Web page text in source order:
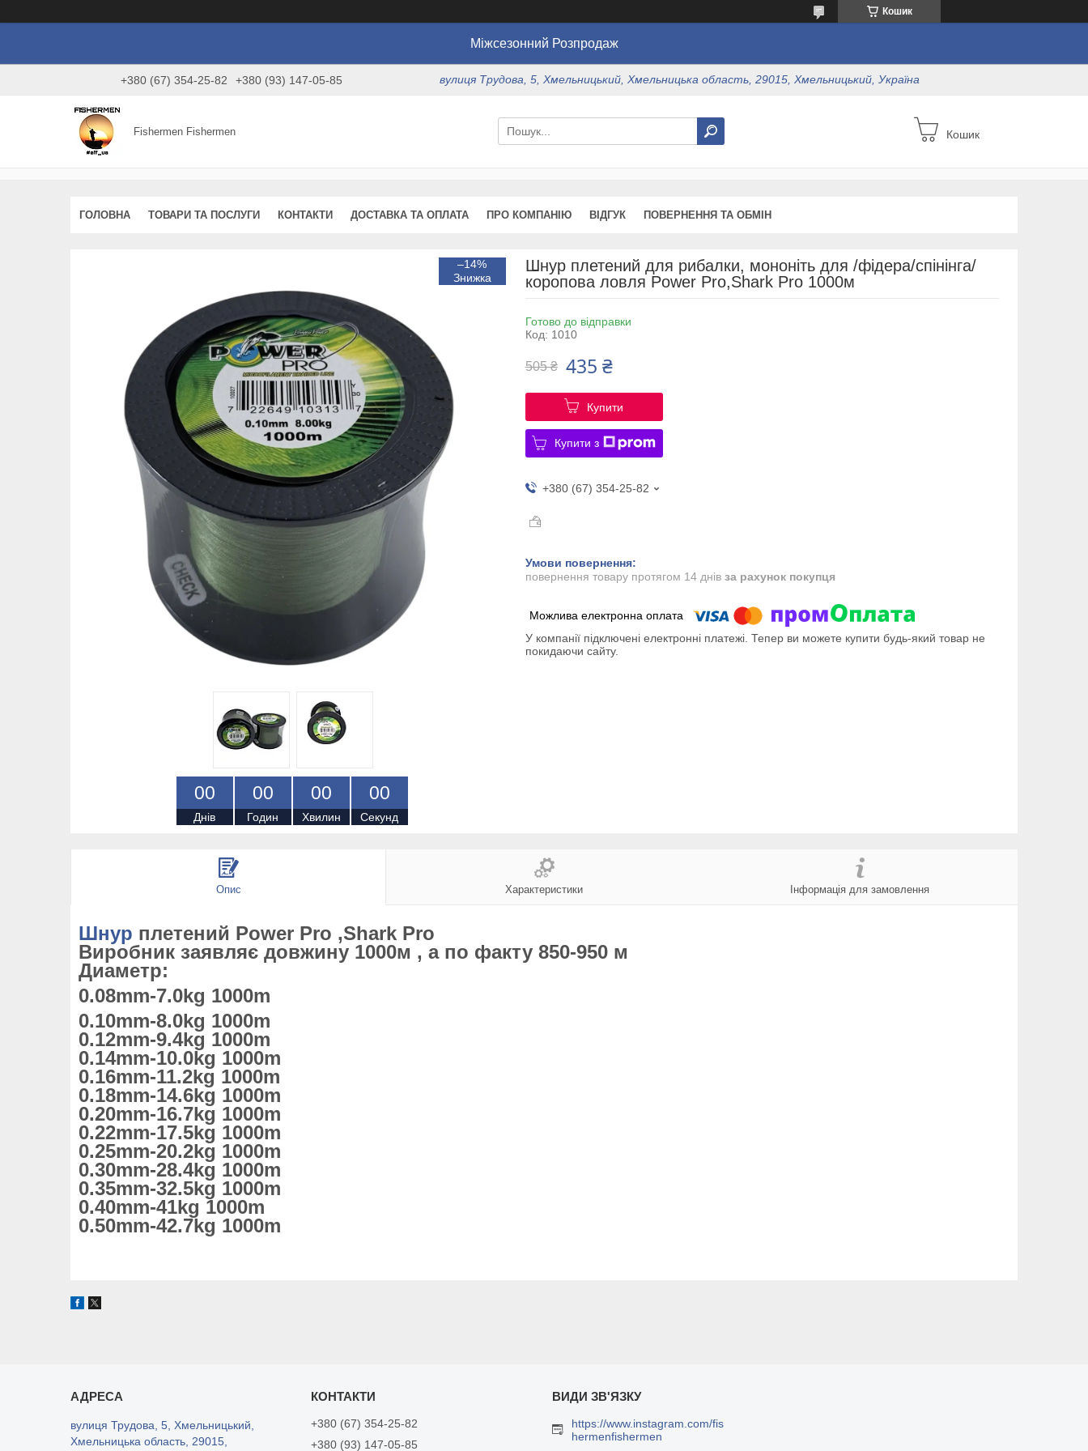
Кошик
Міжсезонний Розпродаж
+380 (67) 354-25-82 +380 (93) 147-05-85 вулиця Трудова, 5, Хмельницький, Хмельницька область, 29015, Хмельницький, Україна
Fishermen Fishermen Кошик
ГОЛОВНА ТОВАРИ ТА ПОСЛУГИ КОНТАКТИ ДОСТАВКА ТА ОПЛАТА ПРО КОМПАНІЮ ВІДГУК ПОВЕРНЕННЯ ТА ОБМІН
–14%
00
Днів
00
Годин
00
Хвилин
00
Секунд
Шнур плетений для рибалки, мононіть для /фідера/спінінга/
коропова ловля Power Pro,Shark Pro 1000м
Готово до відправки
Код: 1010
505 ₴ 435 ₴
Купити
Купити з
+380 (67) 354-25-82
повернення товару протягом 14 днів за рахунок покупця
У компанії підключені електронні платежі. Тепер ви можете купити будь-який товар не
покидаючи сайту.
Опис Характеристики Інформація для замовлення
Шнур плетений Power Pro ,Shark Pro
Виробник заявляє довжину 1000м , а по факту 850-950 м
Диаметр:
0.08mm-7.0kg 1000m
0.10mm-8.0kg 1000m
0.12mm-9.4kg 1000m
0.14mm-10.0kg 1000m
0.16mm-11.2kg 1000m
0.18mm-14.6kg 1000m
0.20mm-16.7kg 1000m
0.22mm-17.5kg 1000m
0.25mm-20.2kg 1000m
0.30mm-28.4kg 1000m
0.35mm-32.5kg 1000m
0.40mm-41kg 1000m
0.50mm-42.7kg 1000m
вулиця Трудова, 5, Хмельницький,
Хмельницька область, 29015,
+380 (67) 354-25-82
+380 (93) 147-05-85
https://www.instagram.com/fis
hermenfishermen